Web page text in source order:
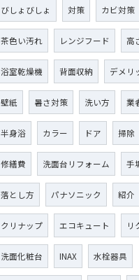
びしょびしょ 対策 カビ対策
茶色い汚れ レンジフード 高
浴室乾燥機 背面収納 デメリ
壁紙 暑さ対策 洗い方 業
半身浴 カラー ドア 掃除
修繕費 洗面台リフォーム 手
落とし方 パナソニック 紹介
クリナップ エコキュート リ
洗面化粧台 INAX 水栓器具